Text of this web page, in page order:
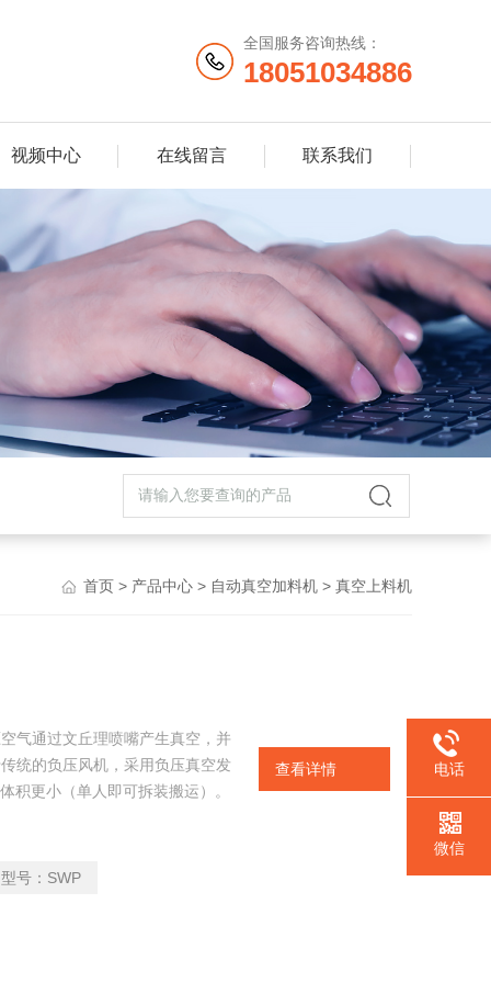
全国服务咨询热线：
18051034886
视频中心 在线留言 联系我们
首页 > 产品中心 > 自动真空加料机 > 真空上料机
气通过文丘理喷嘴产生真空，并
统的负压风机，采用负压真空发
积更小（单人即可拆装搬运）。
型号： SWP
查看详情 电话
微信